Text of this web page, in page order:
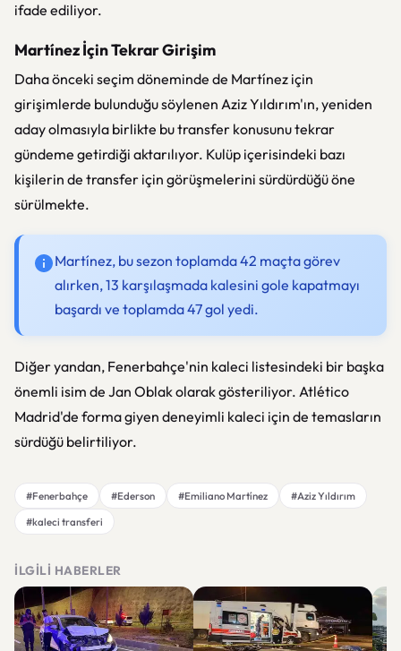
ifade ediliyor.
Martínez İçin Tekrar Girişim
Daha önceki seçim döneminde de Martínez için
girişimlerde bulunduğu söylenen Aziz Yıldırım'ın, yeniden
aday olmasıyla birlikte bu transfer konusunu tekrar
gündeme getirdiği aktarılıyor. Kulüp içerisindeki bazı
kişilerin de transfer için görüşmelerini sürdürdüğü öne
sürülmekte.
Martínez, bu sezon toplamda 42 maçta görev
alırken, 13 karşılaşmada kalesini gole kapatmayı
başardı ve toplamda 47 gol yedi.
Diğer yandan, Fenerbahçe'nin kaleci listesindeki bir başka
önemli isim de Jan Oblak olarak gösteriliyor. Atlético
Madrid'de forma giyen deneyimli kaleci için de temasların
sürdüğü belirtiliyor.
#Fenerbahçe #Ederson #Emiliano Martínez
#Aziz Yıldırım
#kaleci transferi
İLGILI HABERLER